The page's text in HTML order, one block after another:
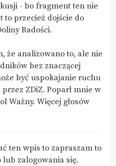
- bo fragment ten nie
to przecież dojście do
Radości.
że analizowano to, ale nie
bez znaczącej
być uspokajanie ruchu
ZDiZ. Poparł mnie w
Ważny. Więcej głosów
ten wpis to zapraszam to
zalogowania się.